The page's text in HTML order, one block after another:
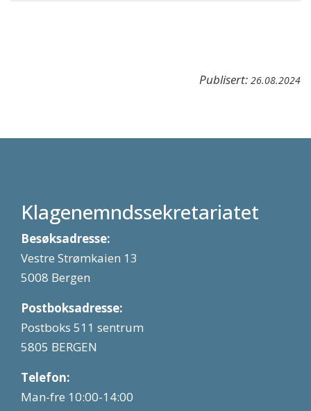
Publisert: 26.08.2024
Klagenemndssekretariatet
Besøksadresse:
Vestre Strømkaien 13
5008 Bergen
Postboksadresse:
Postboks 511 sentrum
5805 BERGEN
Telefon:
Man-fre 10:00-14:00